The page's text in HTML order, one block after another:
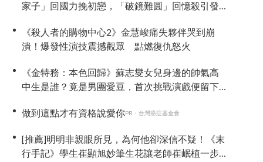
家子」回國力挽初戀，「破鏡難圓」回憶殺引發
《殺人者的購物中心2》金慧峻痛失夥伴哭到崩
潰！爆發性演技震撼觀眾 點燃復仇怒火
《金特務：本色回歸》蘇志燮女兒身邊的帥氣高
中生是誰？竟是男團愛豆，首次挑戰演戲便留下
做到這點才有資格說愛你PR・台灣癌症基金會
[推薦]明明非親眼所見，為何他卻深信不疑！《末
行手記》學生崔顯旭妙筆生花讓老師崔岷植一步